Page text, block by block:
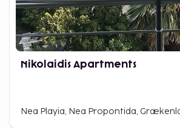
Nikolaidis Apartments
Nea Playia, Nea Propontida,